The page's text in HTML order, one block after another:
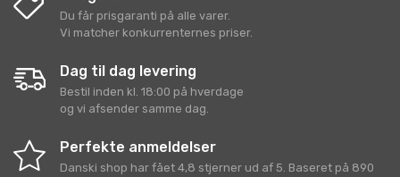
Du får prisgaranti på alle varer.
Vi matcher konkurrenternes priser.
Dag til dag levering
Bestil inden kl. 18:00 på hverdage
og vi afsender samme dag.
Perfekte anmeldelser
Danski shop har fået 4,8 stjerner ud af 5. Baseret på 890